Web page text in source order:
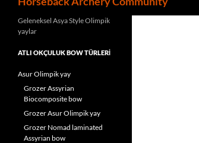
Geleneksel Asya Style Olimpik
yaylar
ATLI OKÇULUK BOW TÜRLERI
Asur Olimpik yay
Grozer Assyrian
Biocomposite bow
Grozer Asur Olimpik yay
Grozer Nomad laminated
Assyrian bow